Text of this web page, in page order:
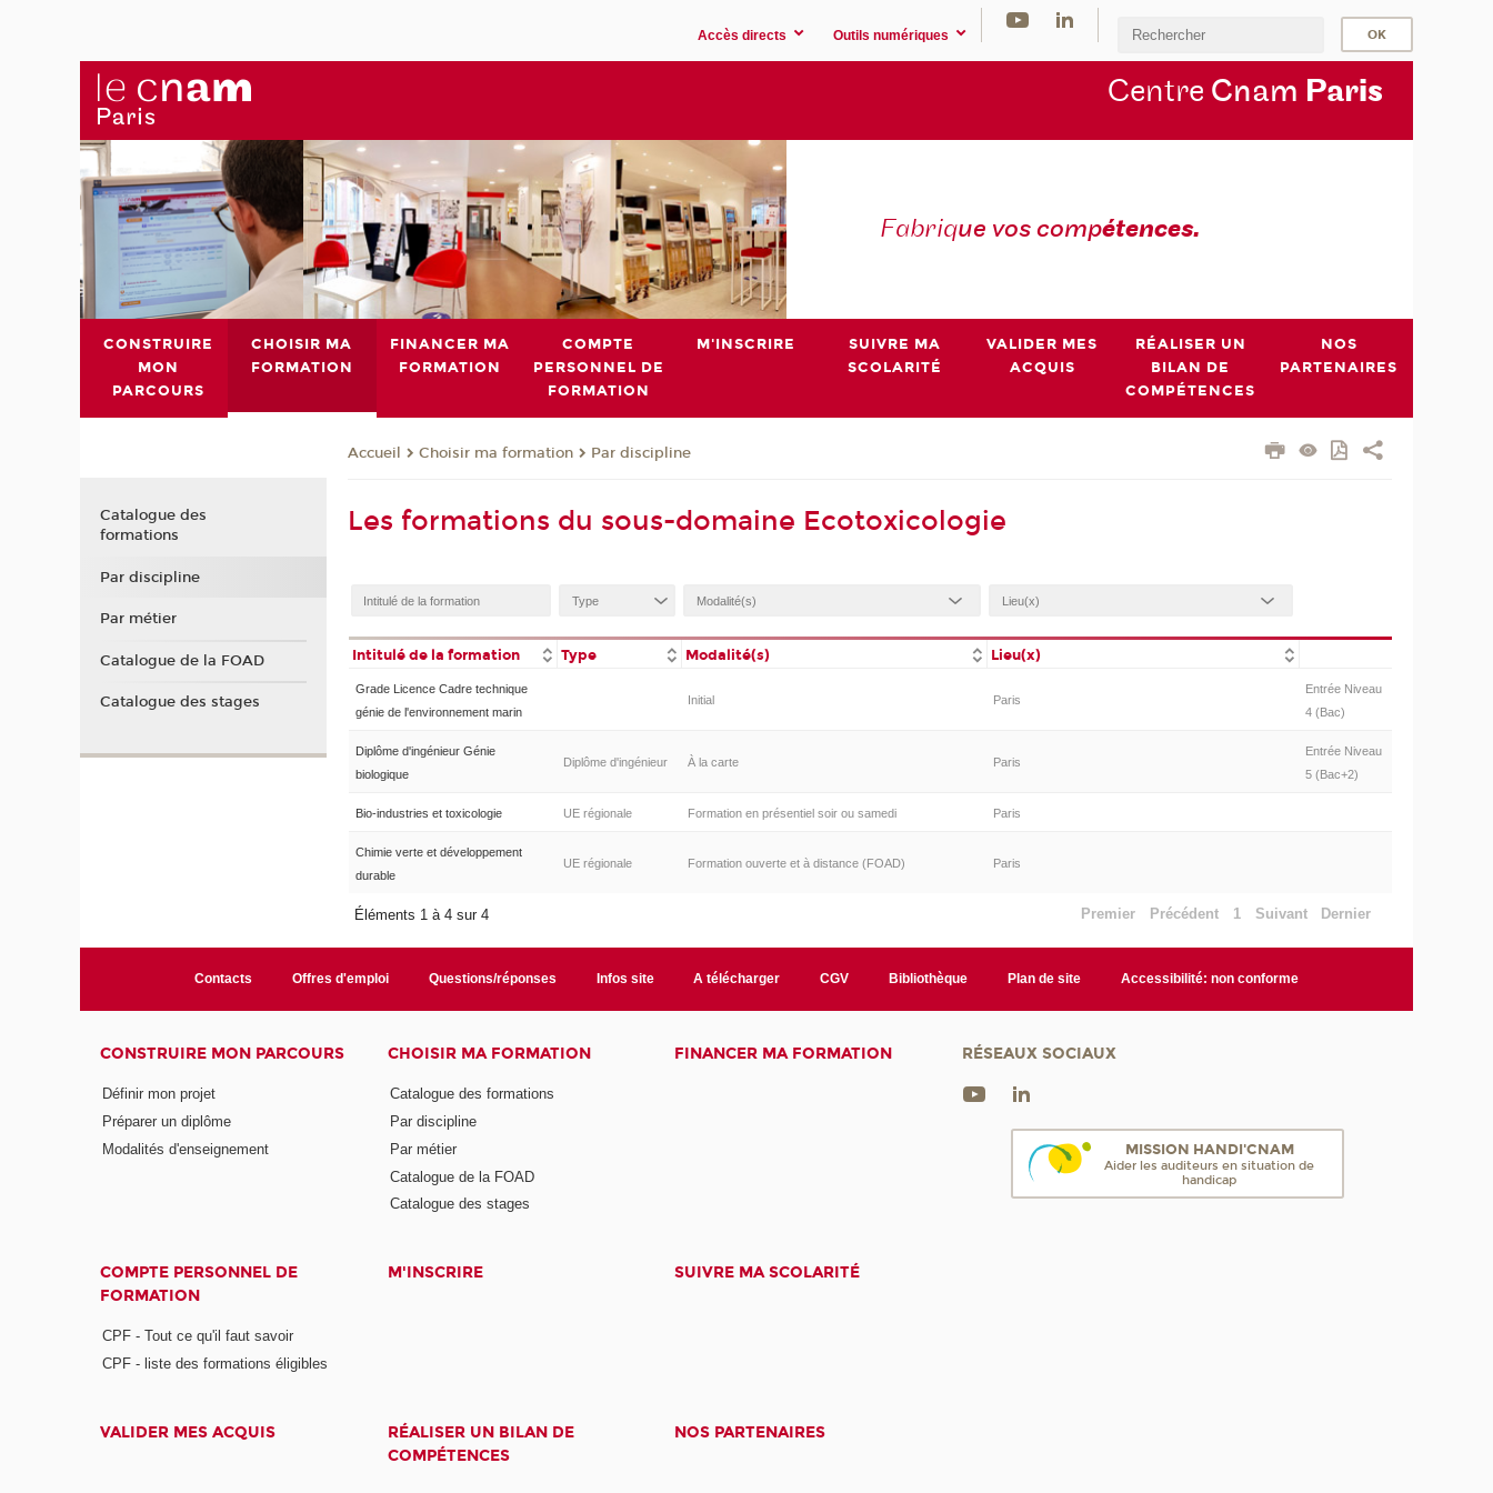
Accès directs Outils numériques
Centre Cnam Paris
Fabrique vos compétences.
CONSTRUIRE
MON
PARCOURS
CHOISIR MA
FORMATION
FINANCER MA
FORMATION
COMPTE
PERSONNEL DE
FORMATION
M'INSCRIRE
SUIVRE MA
SCOLARITÉ
VALIDER MES
ACQUIS
RÉALISER UN
BILAN DE
COMPÉTENCES
NOS
PARTENAIRES
Accueil Choisir ma formation Par discipline
Les formations du sous-domaine Ecotoxicologie
Intitulé de la formation Type Modalité(s) Lieu(x)
Grade Licence Cadre technique
génie de l'environnement marin
Initial Paris
Entrée Niveau
4 (Bac)
Diplôme d'ingénieur Génie
biologique
Diplôme d'ingénieur À la carte Paris
Entrée Niveau
5 (Bac+2)
Bio-industries et toxicologie UE régionale Formation en présentiel soir ou samedi Paris
Chimie verte et développement
durable
UE régionale Formation ouverte et à distance (FOAD) Paris
Éléments 1 à 4 sur 4 Premier Précédent 1 Suivant Dernier
Catalogue des
formations
Par discipline
Par métier
Catalogue de la FOAD
Catalogue des stages
Contacts Offres d'emploi Questions/réponses Infos site A télécharger CGV Bibliothèque Plan de site Accessibilité: non conforme
CONSTRUIRE MON PARCOURS
Définir mon projet
Préparer un diplôme
Modalités d'enseignement
CHOISIR MA FORMATION
Catalogue des formations
Par discipline
Par métier
Catalogue de la FOAD
Catalogue des stages
FINANCER MA FORMATION
COMPTE PERSONNEL DE
FORMATION
CPF - Tout ce qu'il faut savoir
CPF - liste des formations éligibles
M'INSCRIRE SUIVRE MA SCOLARITÉ
VALIDER MES ACQUIS
RÉALISER UN BILAN DE
COMPÉTENCES
NOS PARTENAIRES
RÉSEAUX SOCIAUX
MISSION HANDI'CNAM
Aider les auditeurs en situation de
handicap